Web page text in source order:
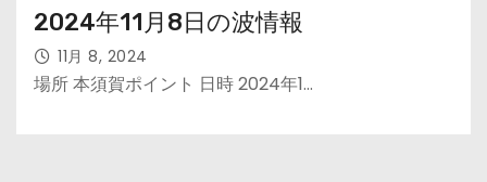
2024年11月8日の波情報
11月 8, 2024
場所 本須賀ポイント 日時 2024年1…